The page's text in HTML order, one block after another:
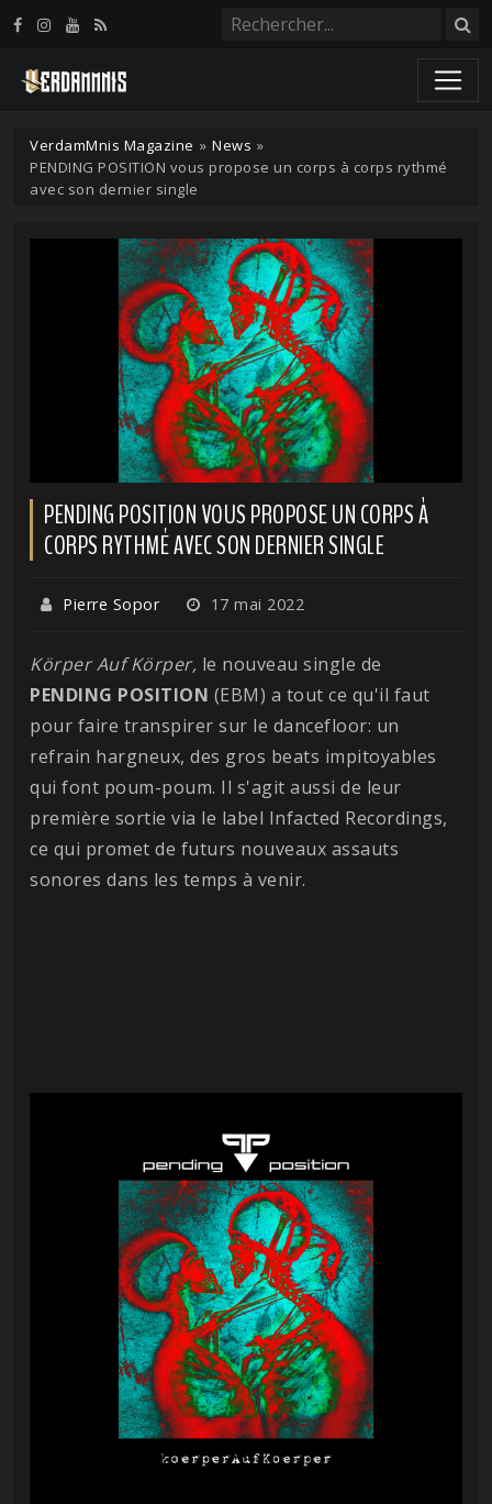
VerdamMnis Magazine » News »
PENDING POSITION vous propose un corps à corps rythmé
avec son dernier single
PENDING POSITION VOUS PROPOSE UN CORPS À
CORPS RYTHMÉ AVEC SON DERNIER SINGLE
Pierre Sopor 17 mai 2022
Körper Auf Körper, le nouveau single de
PENDING POSITION (EBM) a tout ce qu'il faut
pour faire transpirer sur le dancefloor: un
refrain hargneux, des gros beats impitoyables
qui font poum-poum. Il s'agit aussi de leur
première sortie via le label Infacted Recordings,
ce qui promet de futurs nouveaux assauts
sonores dans les temps à venir.
Panneau de gestion des cookies